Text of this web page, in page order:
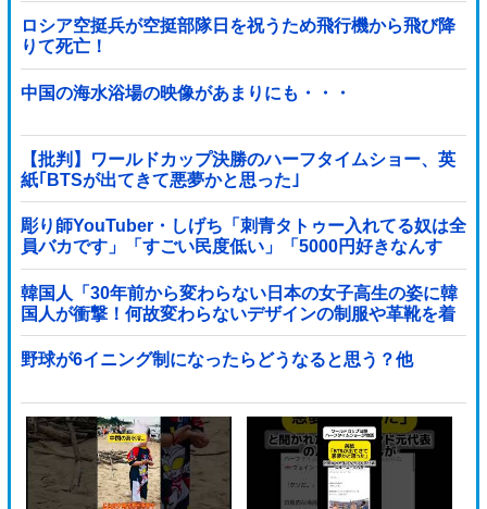
ロシア空挺兵が空挺部隊日を祝うため飛行機から飛び降
りて死亡！
中国の海水浴場の映像があまりにも・・・
【批判】ワールドカップ決勝のハーフタイムショー、英
紙｢BTSが出てきて悪夢かと思った｣
彫り師YouTuber・しげち「刺青タトゥー入れてる奴は全
員バカです」「すごい民度低い」「5000円好きなんす
よ、バカって」
韓国人「30年前から変わらない日本の女子高生の姿に韓
国人が衝撃！何故変わらないデザインの制服や革靴を着
用し続けるのか？」
野球が6イニング制になったらどうなると思う？他